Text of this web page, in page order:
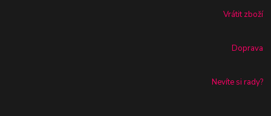
Vrátit zboží
Doprava
Nevíte si rady?